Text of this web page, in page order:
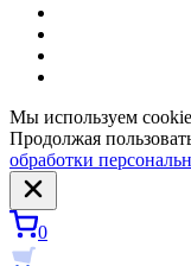
Мы используем
Продолжая
обработки
0